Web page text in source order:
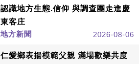
認識地方生態.信仰 與調查團走進慶
東客庄
地方新聞
2026-08-06
仁愛鄉表揚模範父親 滿場歡樂共度